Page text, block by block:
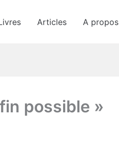
Articles A propos
possible »